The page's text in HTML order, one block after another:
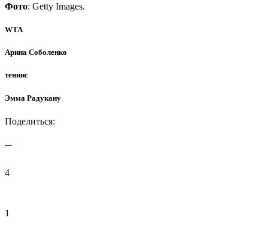
Фото: Getty Images.
WTA
Арина Соболенко
теннис
Эмма Радукану
Поделиться:
4
1